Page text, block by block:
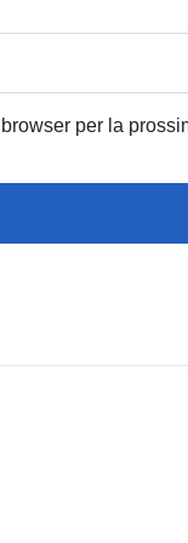
per la